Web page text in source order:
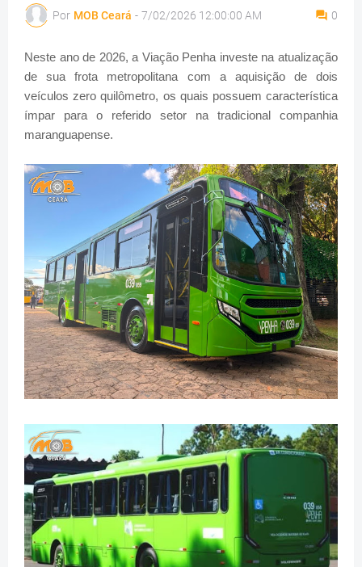
Por MOB Ceará - 7/02/2026 12:00:00 AM 0
Neste ano de 2026, a Viação Penha investe na atualização
de sua frota metropolitana com a aquisição de dois
veículos zero quilômetro, os quais possuem característica
ímpar para o referido setor na tradicional companhia
maranguapense.